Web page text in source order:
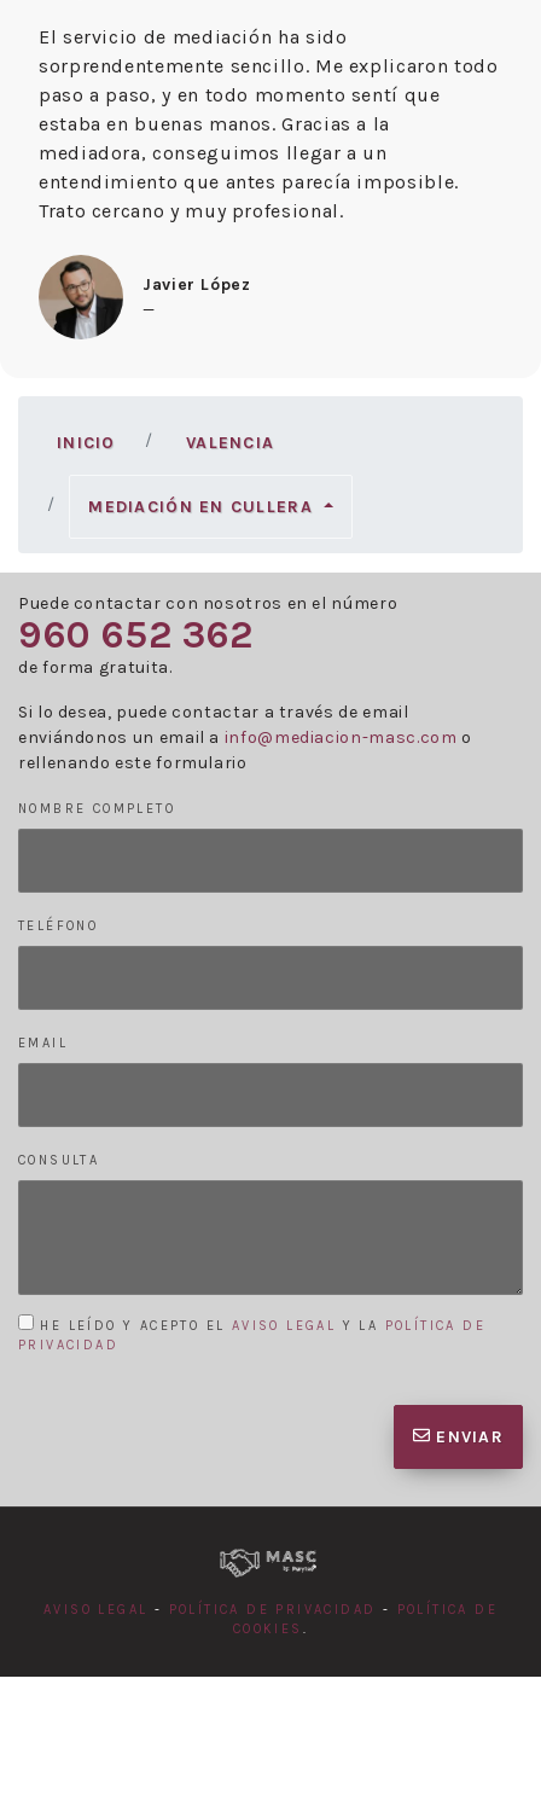
El servicio de mediación ha sido
sorprendentemente sencillo. Me explicaron todo
paso a paso, y en todo momento sentí que
estaba en buenas manos. Gracias a la
mediadora, conseguimos llegar a un
entendimiento que antes parecía imposible.
Trato cercano y muy profesional.
Javier López
—
INICIO VALENCIA
MEDIACIÓN EN CULLERA
Puede contactar con nosotros en el número
960 652 362
de forma gratuita.
Si lo desea, puede contactar a través de email
enviándonos un email a info@mediacion-masc.com o
rellenando este formulario
NOMBRE COMPLETO
TELÉFONO
EMAIL
CONSULTA
HE LEÍDO Y ACEPTO EL AVISO LEGAL Y LA
POLÍTICA DE
PRIVACIDAD
ENVIAR
AVISO LEGAL - POLÍTICA DE PRIVACIDAD -
POLÍTICA DE
COOKIES .